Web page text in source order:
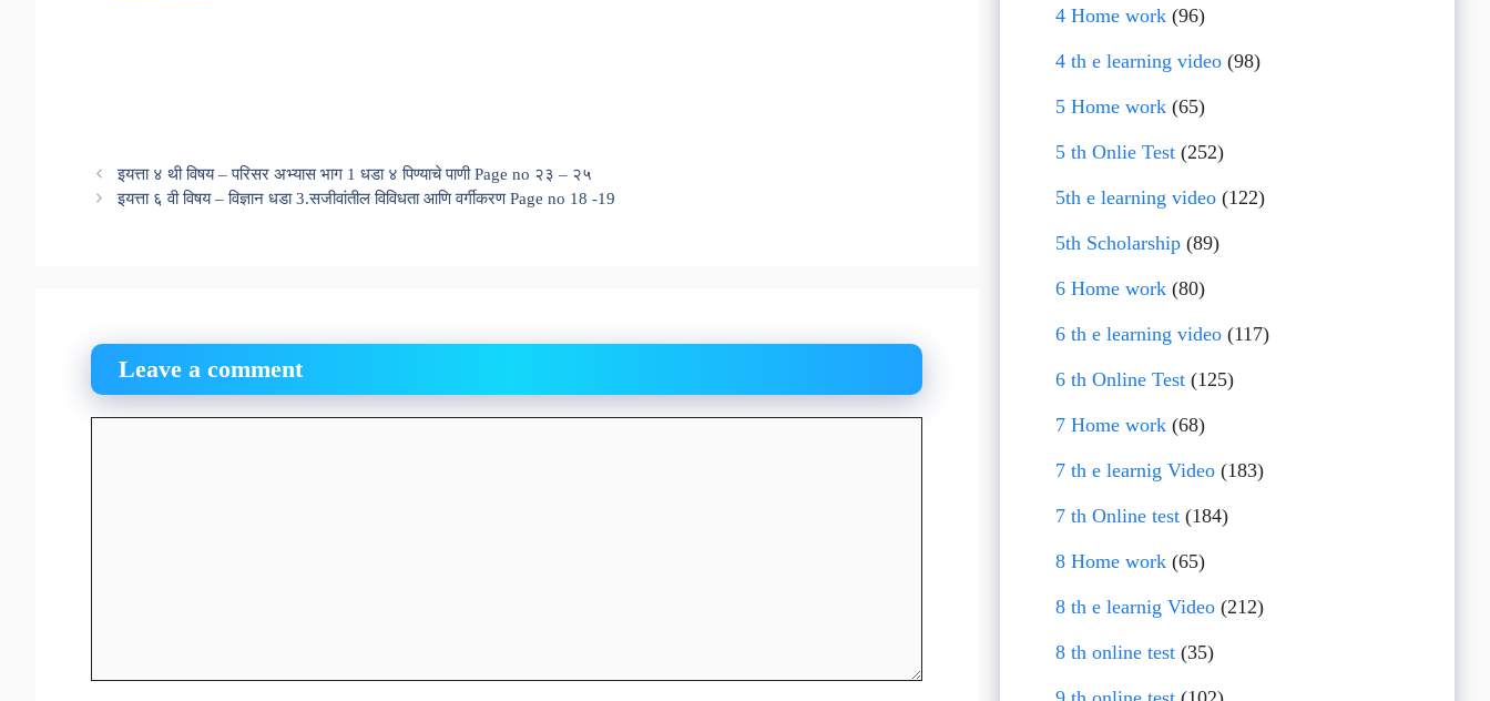
इयत्ता ४ थी विषय – परिसर अभ्यास भाग 1 धडा ४ पिण्याचे पाणी Page no २३ – २५
इयत्ता ६ वी विषय – विज्ञान धडा 3.सजीवांतील विविधता आणि वर्गीकरण Page no 18 -19
Leave a comment
4 Home work(96)
4 th e learning video(98)
5 Home work(65)
5 th Onlie Test(252)
5th e learning video(122)
5th Scholarship(89)
6 Home work(80)
6 th e learning video(117)
6 th Online Test(125)
7 Home work(68)
7 th e learnig Video(183)
7 th Online test(184)
8 Home work(65)
8 th e learnig Video(212)
8 th online test(35)